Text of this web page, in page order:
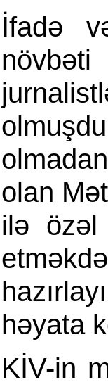
İfadə
növbəti
olan
ilə özəl
həyata
KİV-in